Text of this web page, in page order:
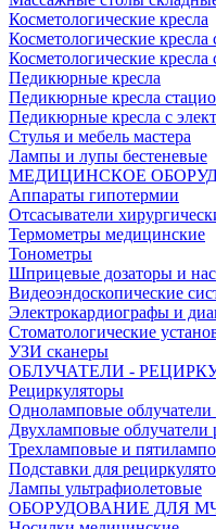
Косметологические кресла
Косметологические
Косметологические
Педикюрные кресла
Педикюрные кресла
Педикюрные кресла с
Стулья и мебель мастера
Лампы и лупы бестеневые
МЕДИЦИНСКОЕ
Аппараты гипотермии
Отсасыватели
Термометры медицинские
Тонометры
Шприцевые дозаторы и
Видеоэндоскопические
Электрокардиографы и
Стоматологические
УЗИ сканеры
ОБЛУЧАТЕЛИ -
Рециркуляторы
Одноламповые облучатели
Двухламповые облучатели
Трехламповые и
Подставки для
Лампы ультрафиолетовые
ОБОРУДОВАНИЕ ДЛЯ